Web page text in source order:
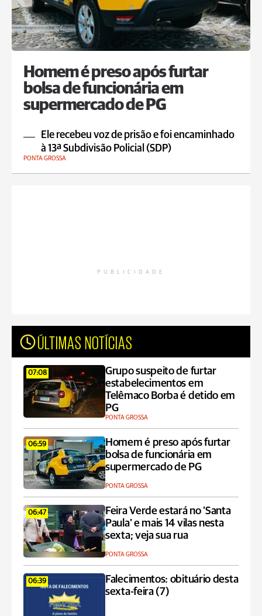
Homem é preso após furtar
bolsa de funcionária em
supermercado de PG
Ele recebeu voz de prisão e foi encaminhado
à 13ª Subdivisão Policial (SDP)
PONTA GROSSA
PUBLICIDADE
ÚLTIMAS NOTÍCIAS
07:08
Grupo suspeito de furtar
estabelecimentos em
Telêmaco Borba é detido em
PG
PONTA GROSSA
06:59
Homem é preso após furtar
bolsa de funcionária em
supermercado de PG
PONTA GROSSA
06:47
Feira Verde estará no 'Santa
Paula' e mais 14 vilas nesta
sexta; veja sua rua
PONTA GROSSA
06:39
Falecimentos: obituário desta
sexta-feira (7)